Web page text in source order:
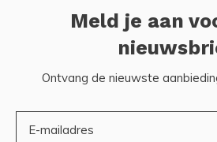
Meld je aan
Ontvang de nieuwste